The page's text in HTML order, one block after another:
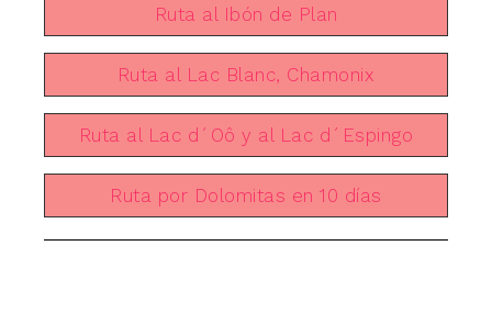
Ruta al Ibón de Plan
Ruta al Lac Blanc, Chamonix
Ruta al Lac d´Oô y al Lac d´Espingo
Ruta por Dolomitas en 10 días